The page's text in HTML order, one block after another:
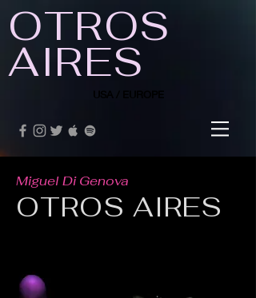
OTROS
AIRES
USA / EUROPE
Miguel Di Genova
OTROS AIRES